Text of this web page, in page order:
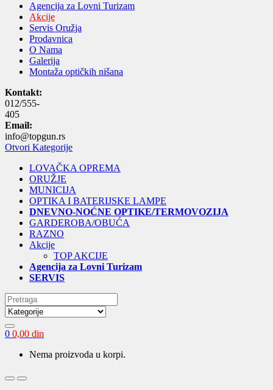
Agencija za Lovni Turizam
Akcije
Servis Oružja
Prodavnica
O Nama
Galerija
Montaža optičkih nišana
Kontakt:
012/555-
405
Email:
info@topgun.rs
Otvori Kategorije
LOVAČKA OPREMA
ORUŽJE
MUNICIJA
OPTIKA I BATERIJSKE LAMPE
DNEVNO-NOĆNE OPTIKE/TERMOVOZIJA
GARDEROBA/OBUĆA
RAZNO
Akcije
TOP AKCIJE
Agencija za Lovni Turizam
SERVIS
Search
for:
0 0,00 din
Nema proizvoda u korpi.
OpenClose